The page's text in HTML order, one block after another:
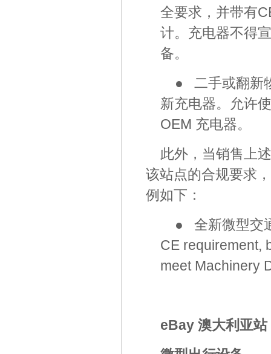
全要求，并带有
计。充电器不得
备。
● 二手或翻新
新充电器。允许
OEM 充电器。
此外，当销售上
该站点的合规要求
例如下：
● 全新微型交
CE requirement,
meet Machinery
eBay 澳大利亚站